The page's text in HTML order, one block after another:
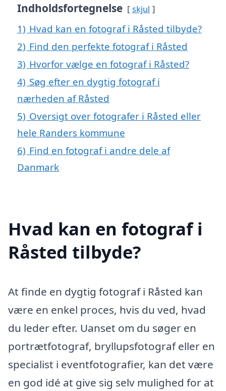
Indholdsfortegnelse skjul
1) Hvad kan en fotograf i Råsted tilbyde?
2) Find den perfekte fotograf i Råsted
3) Hvorfor vælge en fotograf i Råsted?
4) Søg efter en dygtig fotograf i
nærheden af Råsted
5) Oversigt over fotografer i Råsted eller
hele Randers kommune
6) Find en fotograf i andre dele af
Danmark
Hvad kan en fotograf i
Råsted tilbyde?
At finde en dygtig fotograf i Råsted kan
være en enkel proces, hvis du ved, hvad
du leder efter. Uanset om du søger en
portrætfotograf, bryllupsfotograf eller en
specialist i eventfotografier, kan det være
en god idé at give sig selv mulighed for at